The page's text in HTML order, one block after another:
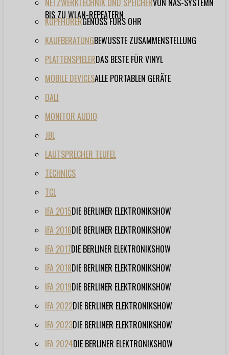
NETZWERKTECHNIK UND SPEICHERVON NAS-SYSTEMN
BIS ZU WLAN-REPEATERN
KOPFHÖRERGENUSS FÜRS OHR
KAUFBERATUNGBEWUSSTE ZUSAMMENSTELLUNG
PLATTENSPIELERDAS BESTE FÜR VINYL
MOBILE DEVICESALLE PORTABLEN GERÄTE
DALI
MONITOR AUDIO
JBL
LAUTSPRECHER TEUFEL
TECHNICS
TCL
IFA 2015DIE BERLINER ELEKTRONIKSHOW
IFA 2016DIE BERLINER ELEKTRONIKSHOW
IFA 2017DIE BERLINER ELEKTRONIKSHOW
IFA 2018DIE BERLINER ELEKTRONIKSHOW
IFA 2019DIE BERLINER ELEKTRONIKSHOW
IFA 2022DIE BERLINER ELEKTRONIKSHOW
IFA 2023DIE BERLINER ELEKTRONIKSHOW
IFA 2024DIE BERLINER ELEKTRONIKSHOW